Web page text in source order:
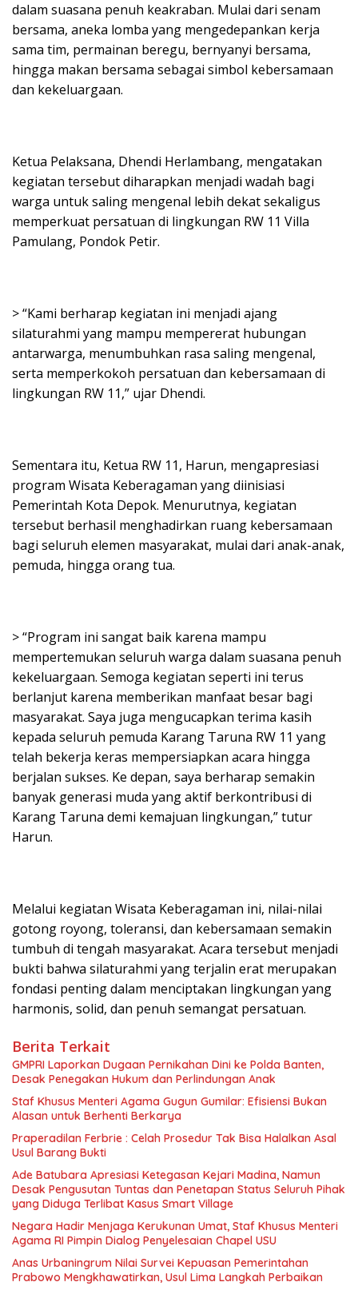
dalam suasana penuh keakraban. Mulai dari senam
bersama, aneka lomba yang mengedepankan kerja
sama tim, permainan beregu, bernyanyi bersama,
hingga makan bersama sebagai simbol kebersamaan
dan kekeluargaan.
Ketua Pelaksana, Dhendi Herlambang, mengatakan
kegiatan tersebut diharapkan menjadi wadah bagi
warga untuk saling mengenal lebih dekat sekaligus
memperkuat persatuan di lingkungan RW 11 Villa
Pamulang, Pondok Petir.
> “Kami berharap kegiatan ini menjadi ajang
silaturahmi yang mampu mempererat hubungan
antarwarga, menumbuhkan rasa saling mengenal,
serta memperkokoh persatuan dan kebersamaan di
lingkungan RW 11,” ujar Dhendi.
Sementara itu, Ketua RW 11, Harun, mengapresiasi
program Wisata Keberagaman yang diinisiasi
Pemerintah Kota Depok. Menurutnya, kegiatan
tersebut berhasil menghadirkan ruang kebersamaan
bagi seluruh elemen masyarakat, mulai dari anak-anak,
pemuda, hingga orang tua.
> “Program ini sangat baik karena mampu
mempertemukan seluruh warga dalam suasana penuh
kekeluargaan. Semoga kegiatan seperti ini terus
berlanjut karena memberikan manfaat besar bagi
masyarakat. Saya juga mengucapkan terima kasih
kepada seluruh pemuda Karang Taruna RW 11 yang
telah bekerja keras mempersiapkan acara hingga
berjalan sukses. Ke depan, saya berharap semakin
banyak generasi muda yang aktif berkontribusi di
Karang Taruna demi kemajuan lingkungan,” tutur
Harun.
Melalui kegiatan Wisata Keberagaman ini, nilai-nilai
gotong royong, toleransi, dan kebersamaan semakin
tumbuh di tengah masyarakat. Acara tersebut menjadi
bukti bahwa silaturahmi yang terjalin erat merupakan
fondasi penting dalam menciptakan lingkungan yang
harmonis, solid, dan penuh semangat persatuan.
Berita Terkait
GMPRI Laporkan Dugaan Pernikahan Dini ke Polda Banten,
Desak Penegakan Hukum dan Perlindungan Anak
Staf Khusus Menteri Agama Gugun Gumilar: Efisiensi Bukan
Alasan untuk Berhenti Berkarya
Praperadilan Ferbrie : Celah Prosedur Tak Bisa Halalkan Asal
Usul Barang Bukti
Ade Batubara Apresiasi Ketegasan Kejari Madina, Namun
Desak Pengusutan Tuntas dan Penetapan Status Seluruh Pihak
yang Diduga Terlibat Kasus Smart Village
Negara Hadir Menjaga Kerukunan Umat, Staf Khusus Menteri
Agama RI Pimpin Dialog Penyelesaian Chapel USU
Anas Urbaningrum Nilai Survei Kepuasan Pemerintahan
Prabowo Mengkhawatirkan, Usul Lima Langkah Perbaikan